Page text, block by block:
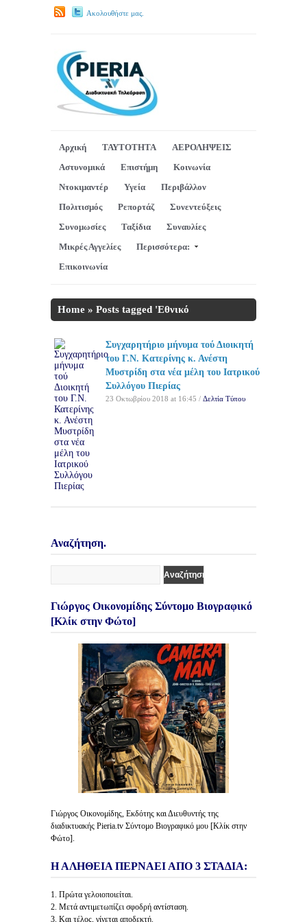
Ακολουθήστε μας.
Αρχική ΤΑΥΤΟΤΗΤΑ
ΑΕΡΟΛΗΨΕΙΣ
Αστυνομικά
Επιστήμη
Κοινωνία
Ντοκιμαντέρ
Υγεία
Περιβάλλον
Πολιτισμός
Ρεπορτάζ
Συνεντεύξεις
Συνομωσίες
Ταξίδια
Συναυλίες
Μικρές Αγγελίες
Περισσότερα:
Επικοινωνία
Home » Posts tagged 'Εθνικό
Συγχαρητήριο μήνυμα τού Διοικητή
του Γ.Ν. Κατερίνης κ. Ανέστη
Μυστρίδη στα νέα μέλη του Ιατρικού
Συλλόγου Πιερίας
23 Οκτωβρίου 2018 at 16:45 / Δελτία Τύπου
Αναζήτηση.
Γιώργος Οικονομίδης Σύντομο Βιογραφικό
[Κλίκ στην Φώτο]
Γιώργος Οικονομίδης, Εκδότης και Διευθυντής της
διαδικτυακής Pieria.tv Σύντομο Βιογραφικό μου [Κλίκ στην
Φώτο].
Η ΑΛΗΘΕΙΑ ΠΕΡΝΑΕΙ ΑΠΟ 3 ΣΤΑΔΙΑ:
1. Πρώτα γελοιοποιείται.
2. Μετά αντιμετωπίζει σφοδρή αντίσταση.
3. Και τέλος, γίνεται αποδεκτή.